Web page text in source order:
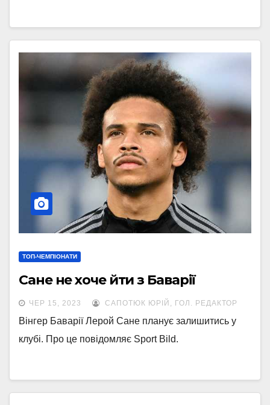
ТОП-ЧЕМПІОНАТИ
Сане не хоче йти з Баварії
ЧЕР 15, 2023 САПОТЮК ЮРІЙ, ГОЛ. РЕДАКТОР
Вінгер Баварії Лерой Сане планує залишитись у
клубі. Про це повідомляє Sport Bild.